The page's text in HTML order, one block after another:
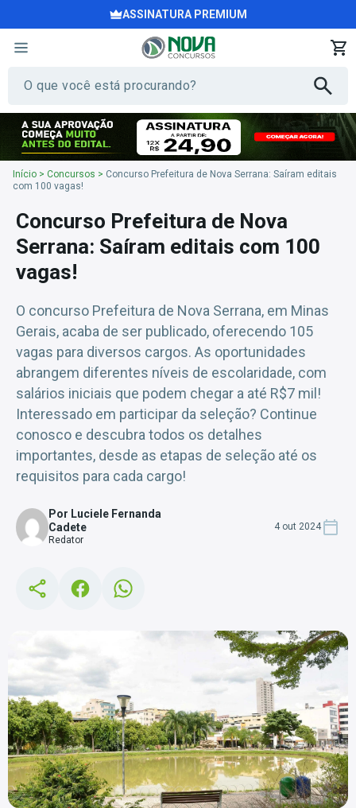
ASSINATURA PREMIUM
Início > Concursos > Concurso Prefeitura de Nova Serrana: Saíram editais
com 100 vagas!
Concurso Prefeitura de Nova
Serrana: Saíram editais com 100
vagas!
O concurso Prefeitura de Nova Serrana, em Minas
Gerais, acaba de ser publicado, oferecendo 105
vagas para diversos cargos. As oportunidades
abrangem diferentes níveis de escolaridade, com
salários iniciais que podem chegar a até R$7 mil!
Interessado em participar da seleção? Continue
conosco e descubra todos os detalhes
importantes, desde as etapas de seleção até os
requisitos para cada cargo!
Por Luciele Fernanda
Cadete
Redator
4 out 2024